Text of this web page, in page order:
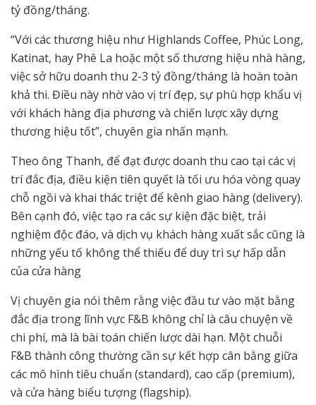
tỷ đồng/tháng.
“Với các thương hiệu như Highlands Coffee, Phúc Long,
Katinat, hay Phê La hoặc một số thương hiệu nhà hàng,
việc sở hữu doanh thu 2-3 tỷ đồng/tháng là hoàn toàn
khả thi. Điều này nhờ vào vị trí đẹp, sự phù hợp khẩu vị
với khách hàng địa phương và chiến lược xây dựng
thương hiệu tốt”, chuyên gia nhấn mạnh.
Theo ông Thanh, để đạt được doanh thu cao tại các vị
trí đắc địa, điều kiện tiên quyết là tối ưu hóa vòng quay
chỗ ngồi và khai thác triệt để kênh giao hàng (delivery).
Bên cạnh đó, việc tạo ra các sự kiện đặc biệt, trải
nghiệm độc đáo, và dịch vụ khách hàng xuất sắc cũng là
những yếu tố không thể thiếu để duy trì sự hấp dẫn
của cửa hàng
Vị chuyên gia nói thêm rằng việc đầu tư vào mặt bằng
đắc địa trong lĩnh vực F&B không chỉ là câu chuyện về
chi phí, mà là bài toán chiến lược dài hạn. Một chuỗi
F&B thành công thường cần sự kết hợp cân bằng giữa
các mô hình tiêu chuẩn (standard), cao cấp (premium),
và cửa hàng biểu tượng (flagship).